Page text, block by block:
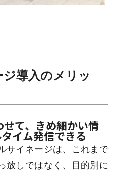
導入のメリッ
て、きめ細かい情
イム発信できる
サイネージは、これまで
放しではなく、目的別に